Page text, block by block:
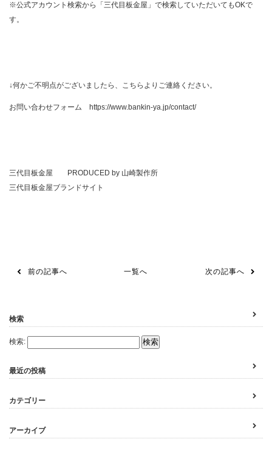
※公式アカウント検索から「三代目板金屋」で検索していただいてもOKで
す。
↓何かご不明点がございましたら、こちらよりご連絡ください。
お問い合わせフォーム https://www.bankin-ya.jp/contact/
三代目板金屋 PRODUCED by 山崎製作所
三代目板金屋ブランドサイト
前の記事へ 一覧へ 次の記事へ
検索
検索:
最近の投稿
カテゴリー
アーカイブ